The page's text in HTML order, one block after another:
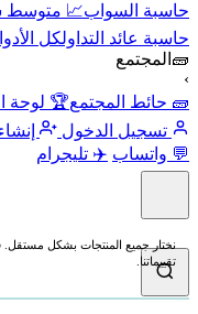
حاسبة السواب📈 متوسط
حاسبة عائد التداولكل
🧱 المجتمع
›
🧱 حائط المجتمع🏆 لوحة
تسجيل الدخول
💬 واتساب ✈️ تليجرام
نختار جميع المنتجات بشكل
تقييماتنا.